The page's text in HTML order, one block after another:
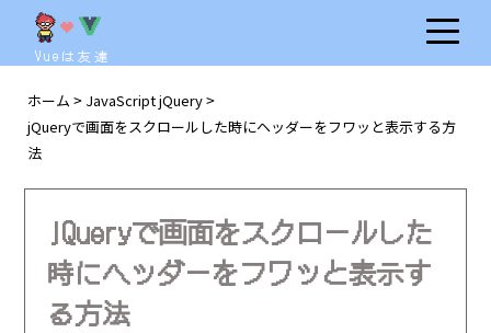
Vueは友達
ホーム > JavaScript jQuery >
jQueryで画面をスクロールした時にヘッダーをフワッと表示する方
法
jQueryで画面をスクロールした
時にヘッダーをフワッと表示す
る方法